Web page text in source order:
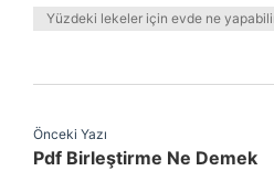
Yüzdeki lekeler için evde ne
Önceki Yazı
Pdf Birleştirme Ne Demek